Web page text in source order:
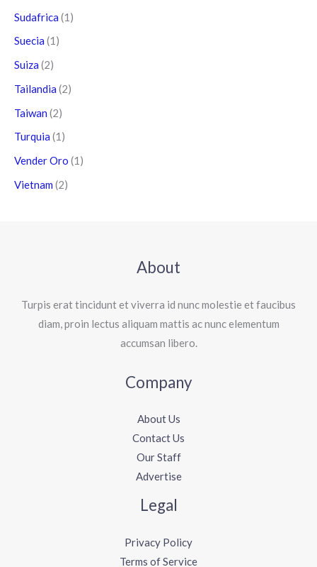
Sudafrica (1)
Suecia (1)
Suiza (2)
Tailandia (2)
Taiwan (2)
Turquia (1)
Vender Oro (1)
Vietnam (2)
About
Turpis erat tincidunt et viverra id nunc molestie et faucibus
diam, proin lectus aliquam mattis ac nunc elementum
accumsan libero.
Company
About Us
Contact Us
Our Staff
Advertise
Legal
Privacy Policy
Terms of Service